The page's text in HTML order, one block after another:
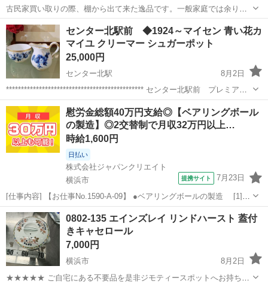
古民家買い取りの際、棚から出て来た逸品です。一般家庭では余り使
わないサイズです。料亭などお店使いに良さそうです。詳しくは分か
りませんが、風景から織部焼の様な気がしますが、細かくは分かりま
せん。外見の景色も良いのですが、お好き...
神奈川 横浜市 上大岡駅 食器
センター北駅前 ◆1924～マイセン 青い花カ
マイユ クリーマー シュガーポット
25,000円
センター北駅
8月2日
********************************************** センター北駅前 プレミアヨ
コハマ６階 生活に必要な照明・家具・家電なんでも揃います。 ご予
算・ご希望お気軽にご相談く...
神奈川 横浜市 センター北駅 食器
慰労金総額40万円支給◎【ベアリングボール
の製造】◎2交替制で月収32万円以上…
時給1,600円
日払い
株式会社ジャパンクリエイト
横浜市
提携サイト 7月23日
[仕事内容] 【お仕事No.1590-A-09】 ●ベアリングボールの製造 [1]原
料（溶剤の投入や補助・製品梱包） ※一時的に重量物の取り扱い
あり [2]成型（マシンオペレーター・準備・補助作業） [3]焼結
（...
神奈川 横浜市
0802-135 エインズレイ リンドハースト 蓋付
きキャセロール
7,000円
横浜市
8月2日
★★★★★ ご自宅にある不要品を是非ジモティースポットへお持ち込